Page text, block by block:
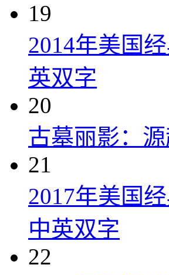
19
2014年美国
英双字
20
古墓丽影：源
21
2017年美国
中英双字
22